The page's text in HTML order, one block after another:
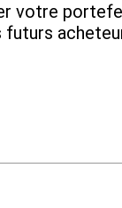
votre
futurs